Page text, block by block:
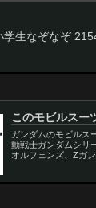
学生なぞなぞ
このモビルスー
ガンダムのモビル
動戦士ガンダムシリ
オルフェンズ、Zガ